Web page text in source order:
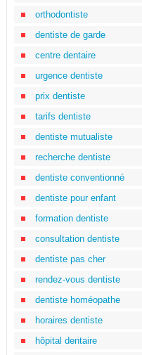
orthodontiste
dentiste de garde
centre dentaire
urgence dentiste
prix dentiste
tarifs dentiste
dentiste mutualiste
recherche dentiste
dentiste conventionné
dentiste pour enfant
formation dentiste
consultation dentiste
dentiste pas cher
rendez-vous dentiste
dentiste homéopathe
horaires dentiste
hôpital dentaire